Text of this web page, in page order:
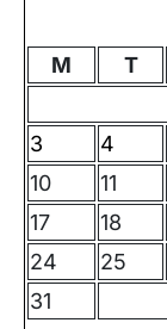
M
T
3
4
10
11
17
18
24
25
31